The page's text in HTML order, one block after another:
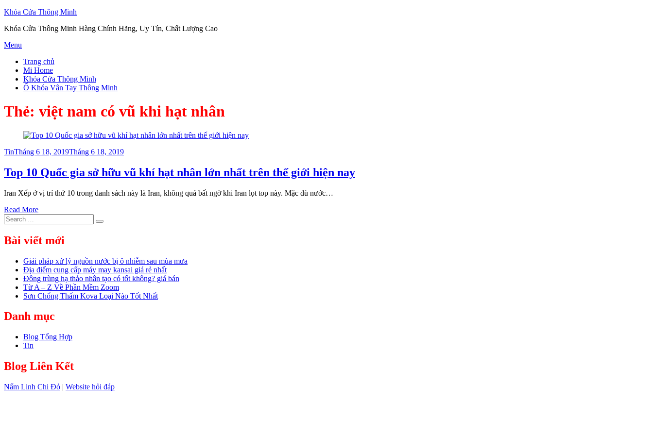
Khóa Cửa Thông Minh
Khóa Cửa Thông Minh Hàng Chính Hãng, Uy Tín, Chất Lượng Cao
Skip
content
Menu
Trang chủ
Mi Home
Khóa Cửa Thông Minh
Ổ Khóa Vân Tay Thông Minh
Thẻ: việt nam có vũ khi hạt nhân
TinPosted
Tháng 6 18, 2019Tháng 6 18, 2019
Top 10 Quốc gia sở hữu vũ khí hạt nhân lớn nhất trên thế giới hiện nay
Iran Xếp ở vị trí thứ 10 trong danh sách này là Iran, không quá bất ngờ khi Iran lọt top này. Mặc dù nước…
Read More
Search
for:
Search
Bài viết mới
Giải pháp xử lý nguồn nước bị ô nhiễm sau mùa mưa
Địa điểm cung cấp máy may kansai giá rẻ nhất
Đông trùng hạ thảo nhân tạo có tốt không? giá bán
Từ A – Z Về Phần Mềm Zoom
Sơn Chống Thấm Kova Loại Nào Tốt Nhất
Danh mục
Blog Tổng Hợp
Tin
Blog Liên Kết
Nấm Linh Chi Đỏ | Website hỏi đáp